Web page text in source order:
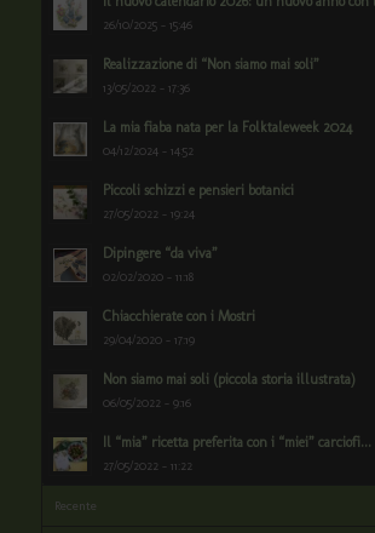
26/10/2025 - 15:46
Realizzazione di “Non siamo mai soli”
13/05/2022 - 17:36
La mia fiaba nata per la Folktaleweek 2024
04/12/2024 - 14:52
Piccoli schizzi e pensieri botanici
27/05/2022 - 19:24
Dipingere “da viva”
02/02/2020 - 11:18
Chiacchierate con i Mostri
29/04/2020 - 17:19
Non siamo mai soli (piccola storia illustrata)
06/05/2022 - 9:16
Il “mia” ricetta preferita con i “miei” carciofi...
27/05/2022 - 11:22
Recente